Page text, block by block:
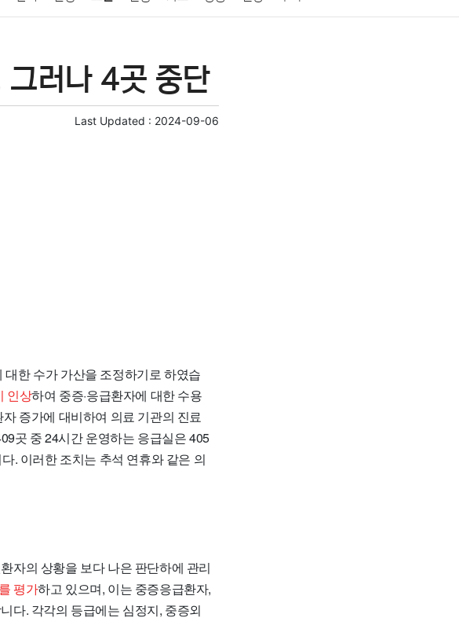
부동산 외국어 교육 교통 생활
러나 4곳 중단
Last Updated : 2024-09-06
한 수가 가산을 조정하기로 하였습
인상하여 중증·응급환자에 대한 수용
증가에 대비하여 의료 기관의 진료
곳 중 24시간 운영하는 응급실은 405
. 이러한 조치는 추석 연휴와 같은 의
자의 상황을 보다 나은 판단하에 관리
평가하고 있으며, 이는 중증응급환자,
다. 각각의 등급에는 심정지, 중증외